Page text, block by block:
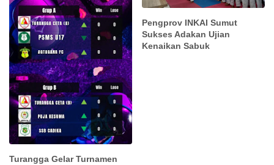
Turangga Gelar Turnamen
Pengprov INKAI Sumut
Sukses Adakan Ujian
Kenaikan Sabuk